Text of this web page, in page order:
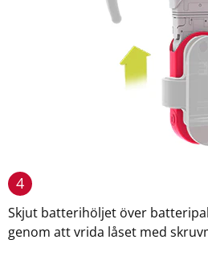
4
Skjut batterihöljet över
genom att vrida låset med